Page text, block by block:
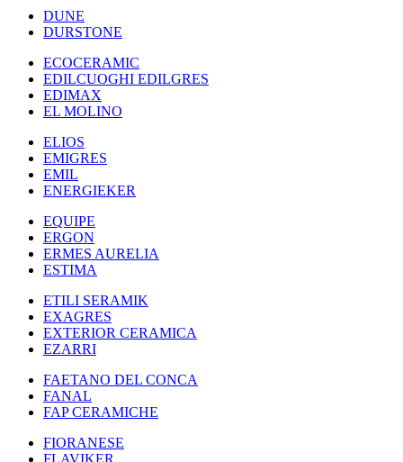
DUNE
DURSTONE
ECOCERAMIC
EDILCUOGHI EDILGRES
EDIMAX
EL MOLINO
ELIOS
EMIGRES
EMIL
ENERGIEKER
EQUIPE
ERGON
ERMES AURELIA
ESTIMA
ETILI SERAMIK
EXAGRES
EXTERIOR CERAMICA
EZARRI
FAETANO DEL CONCA
FANAL
FAP CERAMICHE
FIORANESE
FLAVIKER